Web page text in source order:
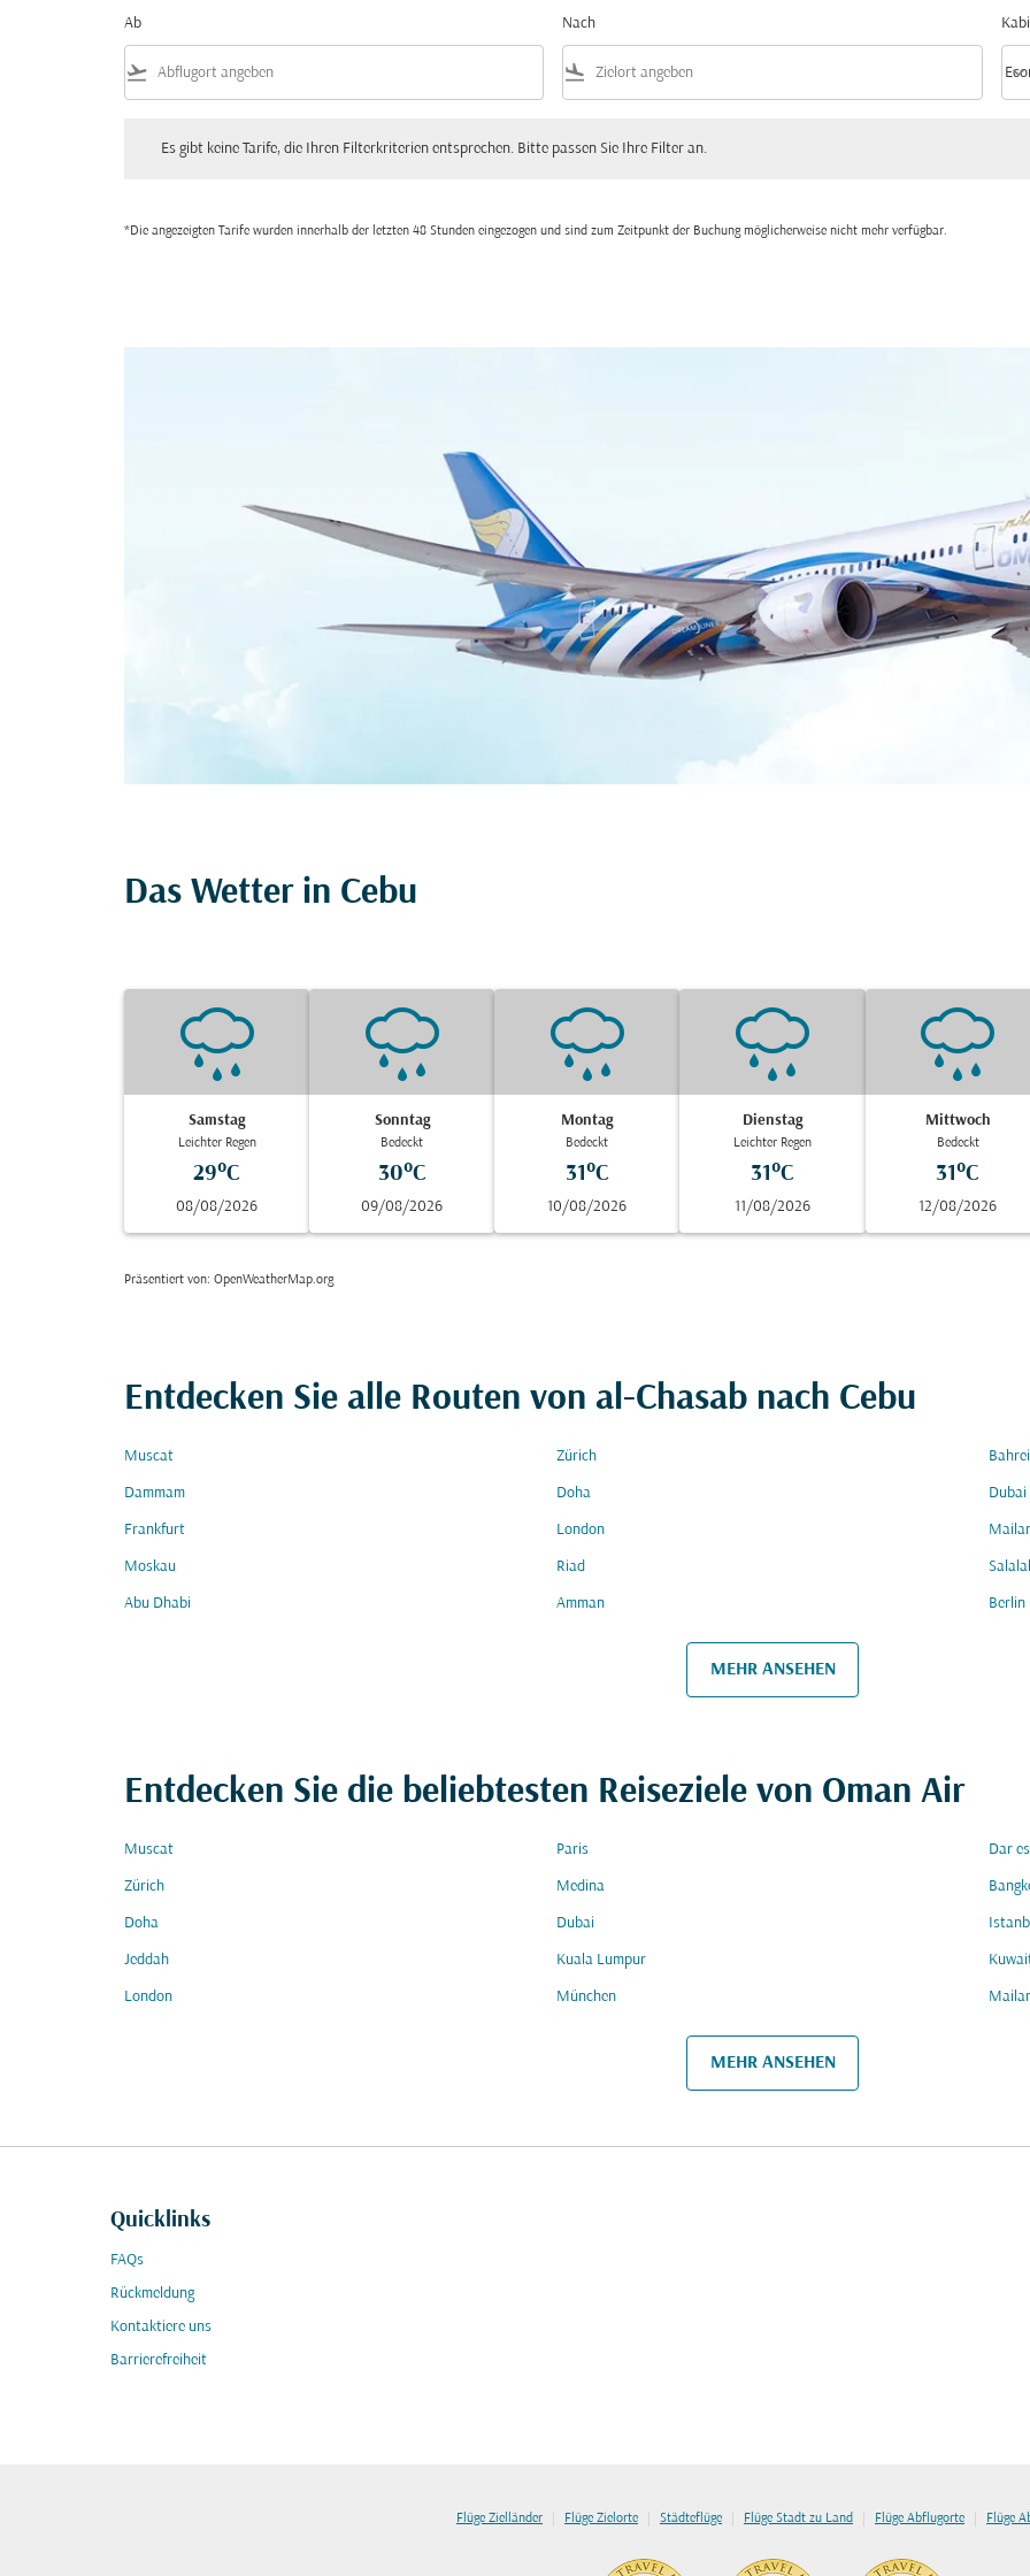
Ab
flight_takeoff
Nach
flight_land keyboard_arrow_down
Es gibt keine Tarife, die Ihren Filterkriterien entsprechen. Bitte passen Sie Ihre Filter an.
*Die angezeigten Tarife wurden innerhalb der letzten 48 Stunden eingezogen und sind zum Zeitpunkt der Buchung möglicherweise nicht mehr verfügbar.
Das Wetter in Cebu
Samstag
Leichter Regen
29°C
08/08/2026
Sonntag
Bedeckt
30°C
09/08/2026
Montag
Bedeckt
31°C
10/08/2026
Dienstag
Leichter Regen
31°C
11/08/2026
Mittwoch
Bedeckt
31°C
12/08/2026
Präsentiert von: OpenWeatherMap.org
Entdecken Sie alle Routen von al-Chasab nach Cebu
Muscat Zürich
Dammam Doha Dubai
Frankfurt London
Moskau Riad
Abu Dhabi Amman Berlin
MEHR ANSEHEN
Entdecken Sie die beliebtesten Reiseziele von Oman Air
Muscat Paris Dar
Zürich Medina
Doha Dubai
Jeddah Kuala Lumpur
London München
MEHR ANSEHEN
Quicklinks
FAQs
Rückmeldung
Kontaktiere uns
Barrierefreiheit
Flüge Zielländer | Flüge Zielorte | Städteflüge | Flüge Stadt zu Land | Flüge Abflugorte | Flüge